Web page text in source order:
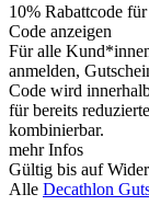
10% Rabattcode
Code anzeigen
Für alle
anmelden,
Code wird
für bereits
kombinierbar.
mehr Infos
Gültig bis auf
Alle Decathlon